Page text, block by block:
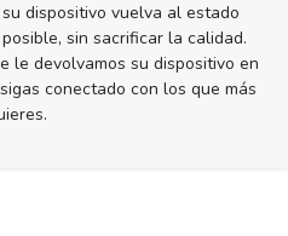
dispositivo vuelva al estado
sin sacrificar la calidad.
le devolvamos su dispositivo en
conectado con los que más